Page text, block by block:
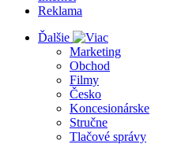
Reklama
Ďalšie
Marketing
Obchod
Filmy
Česko
Koncesionárske
Stručne
Tlačové správy